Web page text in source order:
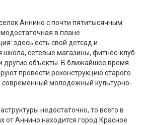
Аннино с почти пятитысячным
в плане
здесь есть свой детсад и
сетевые магазины, фитнес-клуб
другие объекты. В ближайшее время
провести реконструкцию старого
современный молодежный культурно-
недостаточно, то всего в
от Аннино находится город Красное